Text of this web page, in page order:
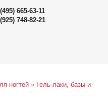
665-63-11
748-82-21
ногтей » Гель-лаки, базы и